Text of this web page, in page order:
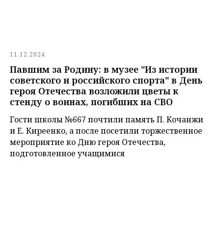
11.12.2024
Павшим за Родину: в музее "Из истории
советского и российского спорта" в День
героя Отечества возложили цветы к
стенду о воинах, погибших на СВО
Гости школы №667 почтили память П. Кочанжи
и Е. Киреенко, а после посетили торжественное
мероприятие ко Дню героя Отечества,
подготовленное учащимися